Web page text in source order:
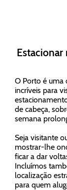
O Porto é uma
incríveis para
de cabeça,
semana
Seja visitante
mostrar-lhe
ficar a dar
Incluímos
localização
para quem